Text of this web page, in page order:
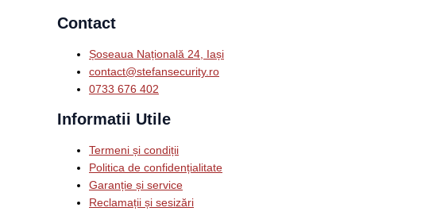
Contact
Șoseaua Națională 24, Iași
contact@stefansecurity.ro
0733 676 402
Informatii Utile
Termeni și condiții
Politica de confidențialitate
Garanție și service
Reclamații și sesizări